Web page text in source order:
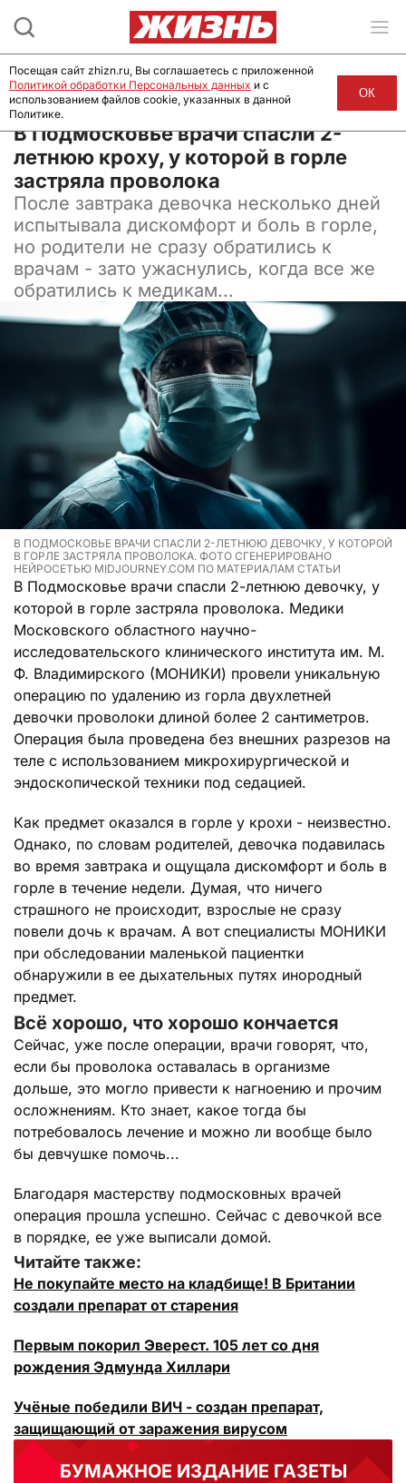
19 июля 2024, 15:00
В Подмосковье врачи спасли 2-
летнюю кроху, у которой в горле
застряла проволока
После завтрака девочка несколько дней
испытывала дискомфорт и боль в горле,
но родители не сразу обратились к
врачам - зато ужаснулись, когда все же
обратились к медикам...
В ПОДМОСКОВЬЕ ВРАЧИ СПАСЛИ 2-ЛЕТНЮЮ ДЕВОЧКУ, У КОТОРОЙ
В ГОРЛЕ ЗАСТРЯЛА ПРОВОЛОКА. ФОТО СГЕНЕРИРОВАНО
НЕЙРОСЕТЬЮ MIDJOURNEY.COM ПО МАТЕРИАЛАМ СТАТЬИ
В Подмосковье врачи спасли 2-летнюю девочку, у
которой в горле застряла проволока. Медики
Московского областного научно-
исследовательского клинического института им. М.
Ф. Владимирского (МОНИКИ) провели уникальную
операцию по удалению из горла двухлетней
девочки проволоки длиной более 2 сантиметров.
Операция была проведена без внешних разрезов на
теле с использованием микрохирургической и
эндоскопической техники под седацией.
Как предмет оказался в горле у крохи - неизвестно.
Однако, по словам родителей, девочка подавилась
во время завтрака и ощущала дискомфорт и боль в
горле в течение недели. Думая, что ничего
страшного не происходит, взрослые не сразу
повели дочь к врачам. А вот специалисты МОНИКИ
при обследовании маленькой пациентки
обнаружили в ее дыхательных путях инородный
предмет.
Всё хорошо, что хорошо кончается
Сейчас, уже после операции, врачи говорят, что,
если бы проволока оставалась в организме
дольше, это могло привести к нагноению и прочим
осложнениям. Кто знает, какое тогда бы
потребовалось лечение и можно ли вообще было
бы девчушке помочь...
Благодаря мастерству подмосковных врачей
операция прошла успешно. Сейчас с девочкой все
в порядке, ее уже выписали домой.
Читайте также:
Не покупайте место на кладбище! В Британии
создали препарат от старения
Первым покорил Эверест. 105 лет со дня
рождения Эдмунда Хиллари
Учёные победили ВИЧ - создан препарат,
защищающий от заражения вирусом
БУМАЖНОЕ ИЗДАНИЕ ГАЗЕТЫ
Посещая сайт zhizn.ru, Вы соглашаетесь с приложенной
Политикой обработки Персональных данных и с
использованием файлов cookie, указанных в данной
Политике.
ОК